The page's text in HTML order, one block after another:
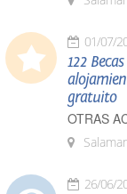
01/07/
122
gratuito
OTRAS
26/06/